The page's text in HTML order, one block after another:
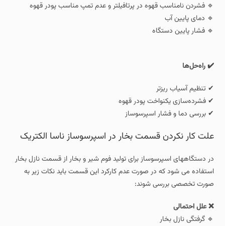
🔹 فشردن نامناسب قهوه در پرتافیلتر و عدم تمپ مناسب پودر قهوه
🔹 دمای پایین آب
🔹 فشار پایین دستگاه
✔️ راه‌حل‌ها
✔ تنظیم آسیاب ریزتر
✔ فشرده‌سازی یکنواخت پودر قهوه
✔ بررسی دما و فشار اسپرسوساز
علت کار نکردن قسمت بخار در اسپرسوساز ناسا الکتریک
در دستگاههای اسپرسوساز برای تولید فوم شیر و بخار از قسمت نازل بخار
استفاده می شود که در صورت عدم کارکرد این قسمت باید نکات زیر به
صورت تخصصی بررسی شوند:
❌ علل احتمالی
🔹 گرفتگی نازل بخار